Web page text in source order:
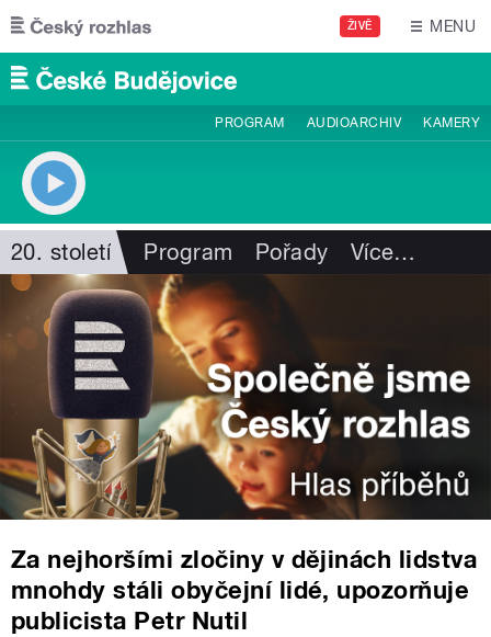
Přejít k hlavnímu obsahu
ŽIVĚ MENU
PROGRAM AUDIOARCHIV KAMERY
20. století Program Pořady Více…
Za nejhoršími zločiny v dějinách lidstva
mnohdy stáli obyčejní lidé, upozorňuje
publicista Petr Nutil